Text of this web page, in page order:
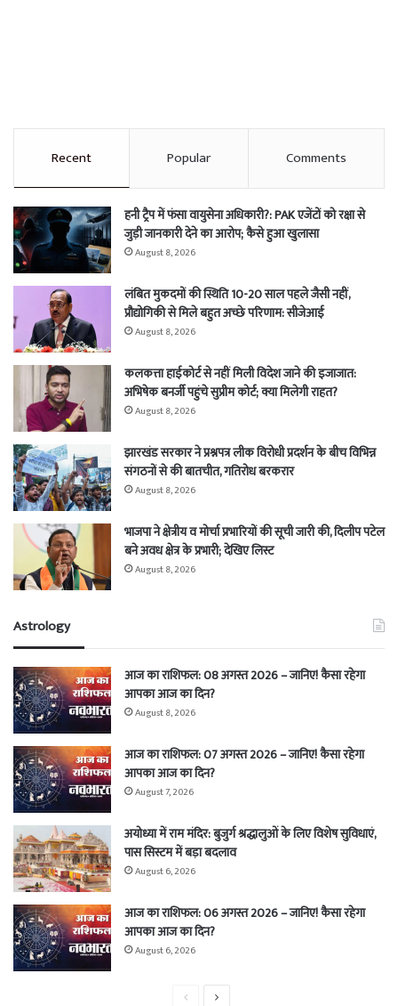
Recent Popular Comments
हनी ट्रैप में फंसा वायुसेना अधिकारी?: PAK एजेंटों को रक्षा से
जुड़ी जानकारी देने का आरोप; कैसे हुआ खुलासा
August 8, 2026
लंबित मुकदमों की स्थिति 10-20 साल पहले जैसी नहीं,
प्रौद्योगिकी से मिले बहुत अच्छे परिणाम: सीजेआई
August 8, 2026
कलकत्ता हाईकोर्ट से नहीं मिली विदेश जाने की इजाजात:
अभिषेक बनर्जी पहुंचे सुप्रीम कोर्ट; क्या मिलेगी राहत?
August 8, 2026
झारखंड सरकार ने प्रश्नपत्र लीक विरोधी प्रदर्शन के बीच विभिन्न
संगठनों से की बातचीत, गतिरोध बरकरार
August 8, 2026
भाजपा ने क्षेत्रीय व मोर्चा प्रभारियों की सूची जारी की, दिलीप पटेल
बने अवध क्षेत्र के प्रभारी; देखिए लिस्ट
August 8, 2026
Astrology
आज का राशिफल: 08 अगस्त 2026 – जानिए! कैसा रहेगा
आपका आज का दिन?
August 8, 2026
आज का राशिफल: 07 अगस्त 2026 – जानिए! कैसा रहेगा
आपका आज का दिन?
August 7, 2026
अयोध्या में राम मंदिर: बुजुर्ग श्रद्धालुओं के लिए विशेष सुविधाएं,
पास सिस्टम में बड़ा बदलाव
August 6, 2026
आज का राशिफल: 06 अगस्त 2026 – जानिए! कैसा रहेगा
आपका आज का दिन?
August 6, 2026
PreviousNext